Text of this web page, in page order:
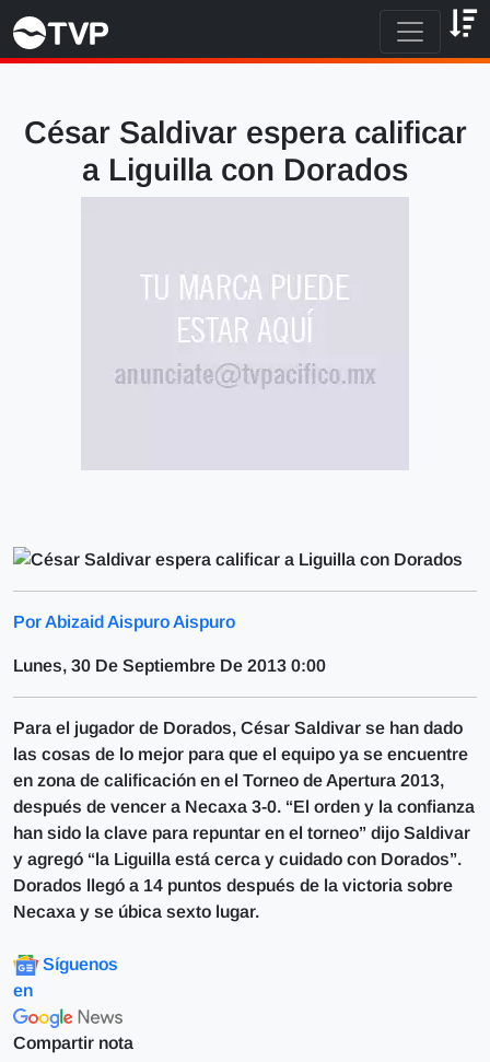
César Saldivar espera calificar
a Liguilla con Dorados
Por Abizaid Aispuro Aispuro
Lunes, 30 De Septiembre De 2013 0:00
Para el jugador de Dorados, César Saldivar se han dado
las cosas de lo mejor para que el equipo ya se encuentre
en zona de calificación en el Torneo de Apertura 2013,
después de vencer a Necaxa 3-0. “El orden y la confianza
han sido la clave para repuntar en el torneo” dijo Saldivar
y agregó “la Liguilla está cerca y cuidado con Dorados”.
Dorados llegó a 14 puntos después de la victoria sobre
Necaxa y se úbica sexto lugar.
Síguenos
en
Compartir nota